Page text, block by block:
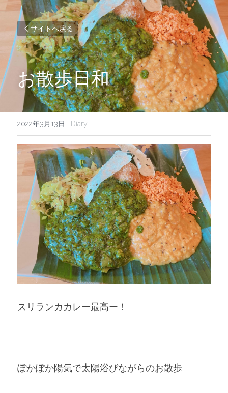
サイトへ戻る
お散歩日和
2022年3月13日 · Diary
スリランカカレー最高ー！
ぽかぽか陽気で太陽浴びながらのお散歩